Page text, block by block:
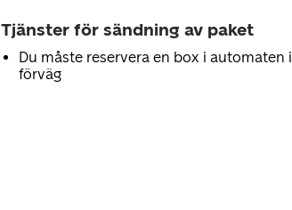
Tjänster för sändning av paket
Du måste reservera en box i automaten i
förväg